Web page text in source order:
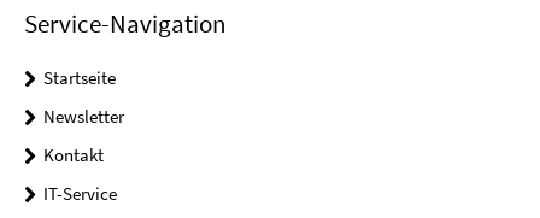
Service-Navigation
Startseite
Newsletter
Kontakt
IT-Service